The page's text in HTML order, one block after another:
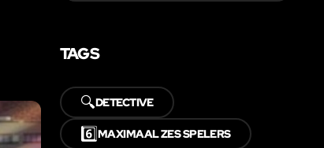
TAGS
🔍DETECTIVE
6️⃣MAXIMAAL ZES SPELERS